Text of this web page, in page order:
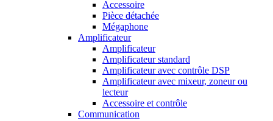
Accessoire
Pièce détachée
Mégaphone
Amplificateur
Amplificateur
Amplificateur standard
Amplificateur avec contrôle DSP
Amplificateur avec mixeur, zoneur ou
lecteur
Accessoire et contrôle
Communication